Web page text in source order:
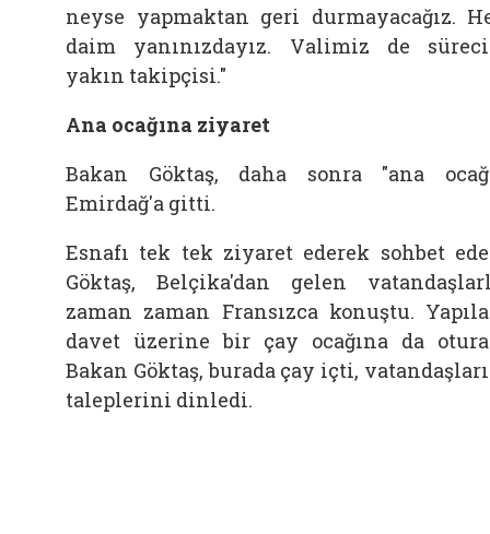
neyse yapmaktan geri durmayacağız.
daim yanınızdayız. Valimiz de
yakın takipçisi."
Ana ocağına ziyaret
Bakan Göktaş, daha sonra "ana
Emirdağ'a gitti.
Esnafı tek tek ziyaret ederek sohbet
Göktaş, Belçika'dan gelen
zaman zaman Fransızca konuştu.
davet üzerine bir çay ocağına da
Bakan Göktaş, burada çay içti,
taleplerini dinledi.